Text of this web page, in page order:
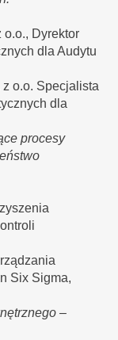
o.o., Dyrektor
dla Audytu
o.o. Specjalista
dla
procesy
Six Sigma,
–